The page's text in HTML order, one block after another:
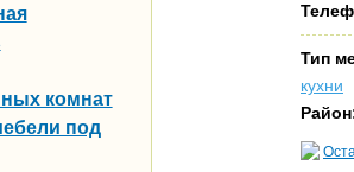
комнат
под
Тип
кухни